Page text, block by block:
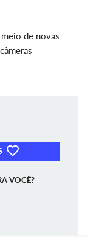
de novas
VOCÊ?